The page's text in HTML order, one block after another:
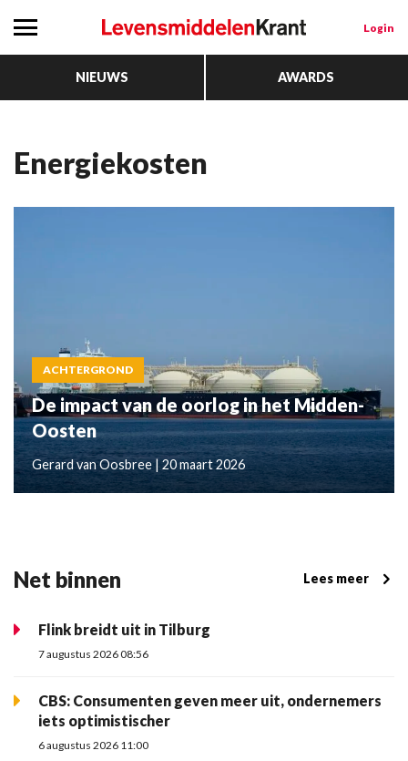
Login
NIEUWS AWARDS
energiekosten
ACHTERGROND
De impact van de oorlog in het Midden-
Oosten
Gerard van Oosbree | 20 maart 2026
Net binnen Lees meer
Flink breidt uit in Tilburg
7 augustus 2026 08:56
CBS: Consumenten geven meer uit, ondernemers
iets optimistischer
6 augustus 2026 11:00